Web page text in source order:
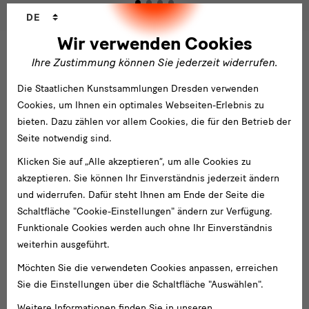
Ansprechpersonen
Sprechen Sie uns an...
Sie haben noch Fragen, wollen mehr über das Museum für
Völkerkunde Dresden wissen oder suchen weitere Informationen
zur Mitgliedschaft? Nehmen sie bitte Kontakt zu uns auf:
Ansprechpartner
Dr. Karl-Heinz Gerstenberg
Wir verwenden Cookies
Ihre Zustimmung können Sie jederzeit widerrufen.
DE
Die Staatlichen Kunstsammlungen Dresden verwenden
Cookies, um Ihnen ein optimales Webseiten-Erlebnis zu
bieten. Dazu zählen vor allem Cookies, die für den Betrieb der
Seite notwendig sind.
Klicken Sie auf „Alle akzeptieren“, um alle Cookies zu
akzeptieren. Sie können Ihr Einverständnis jederzeit ändern
und widerrufen. Dafür steht Ihnen am Ende der Seite die
Schaltfläche "Cookie-Einstellungen" ändern zur Verfügung.
Funktionale Cookies werden auch ohne Ihr Einverständnis
weiterhin ausgeführt.
Möchten Sie die verwendeten Cookies anpassen, erreichen
Sie die Einstellungen über die Schaltfläche "Auswählen".